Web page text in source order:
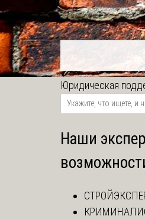
Юридическая
Наши